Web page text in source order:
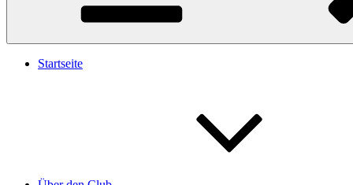
Startseite